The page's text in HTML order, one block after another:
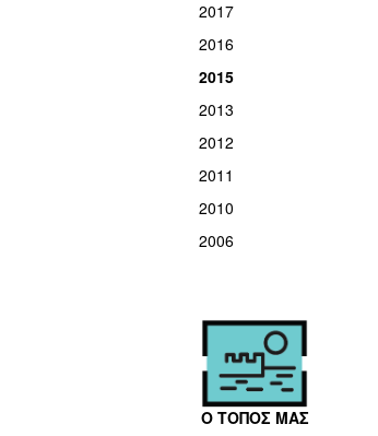
2017
2016
2015
2013
2012
2011
2010
2006
Ο ΤΟΠΟΣ ΜΑΣ